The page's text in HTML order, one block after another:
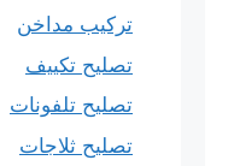
تركيب مداخن
تصليح تكييف
تصليح تلفونات
تصليح ثلاجات